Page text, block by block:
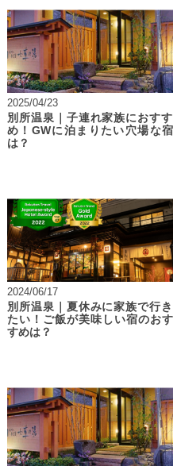
2025/04/23
別所温泉｜子連れ家族におすす
め！GWに泊まりたい穴場な宿
は？
2024/06/17
別所温泉｜夏休みに家族で行き
たい！ご飯が美味しい宿のおす
すめは？